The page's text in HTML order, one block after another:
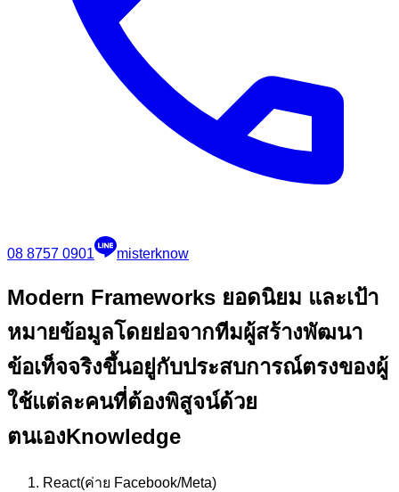
08 8757 0901 misterknow
Modern Frameworks ยอดนิยม และเป้า
หมายข้อมูลโดยย่อจากทีมผู้สร้างพัฒนา
ข้อเท็จจริงขึ้นอยู่กับประสบการณ์ตรงของผู้
ใช้แต่ละคนที่ต้องพิสูจน์ด้วย
ตนเองKnowledge
React(ค่าย Facebook/Meta)